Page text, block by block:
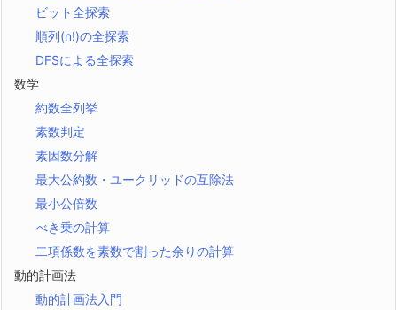
ビット全探索
順列(n!)の全探索
DFSによる全探索
数学
約数全列挙
素数判定
素因数分解
最大公約数・ユークリッドの互除法
最小公倍数
べき乗の計算
二項係数を素数で割った余りの計算
動的計画法
動的計画法入門